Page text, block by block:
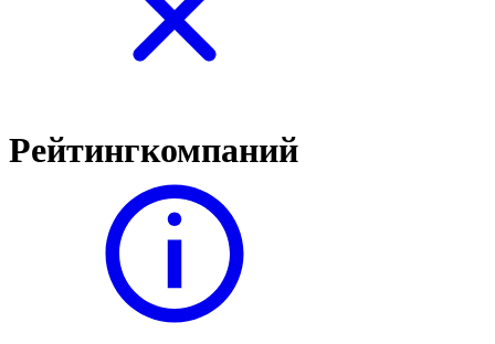
Рейтингкомпаний